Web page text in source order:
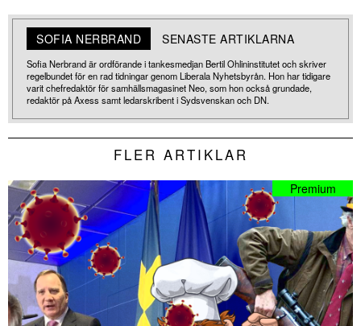
SOFIA NERBRAND SENASTE ARTIKLARNA
Sofia Nerbrand är ordförande i tankesmedjan Bertil Ohlininstitutet och skriver
regelbundet för en rad tidningar genom Liberala Nyhetsbyrån. Hon har tidigare
varit chefredaktör för samhällsmagasinet Neo, som hon också grundade,
redaktör på Axess samt ledarskribent i Sydsvenskan och DN.
FLER ARTIKLAR